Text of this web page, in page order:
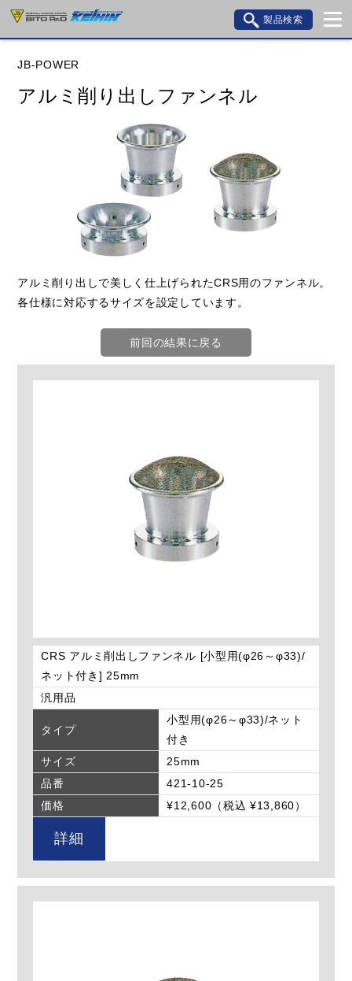
製品検索
データを準備しています。
JB-POWER
アルミ削り出しファンネル
アルミ削り出しで美しく仕上げられたCRS用のファンネル。
各仕様に対応するサイズを設定しています。
前回の結果に戻る
CRS アルミ削出しファンネル [小型用(φ26～φ33)/
ネット付き] 25mm
汎用品
タイプ
小型用(φ26～φ33)/ネット
付き
サイズ
25mm
品番
421-10-25
価格
¥12,600（税込 ¥13,860）
詳細